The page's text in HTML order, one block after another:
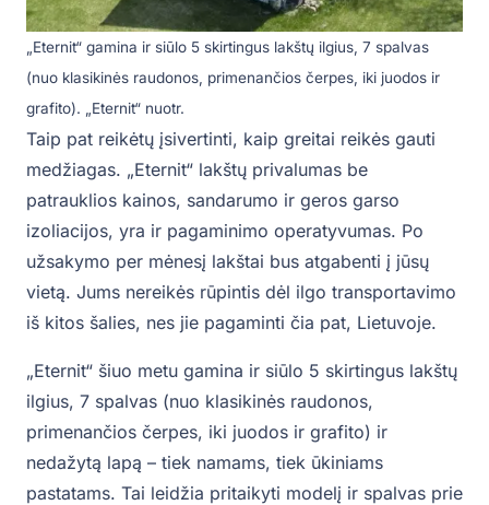
„Eternit“ gamina ir siūlo 5 skirtingus lakštų ilgius, 7 spalvas
(nuo klasikinės raudonos, primenančios čerpes, iki juodos ir
grafito). „Eternit“ nuotr.
Taip pat reikėtų įsivertinti, kaip greitai reikės gauti
medžiagas. „Eternit“ lakštų privalumas be
patrauklios kainos, sandarumo ir geros garso
izoliacijos, yra ir pagaminimo operatyvumas. Po
užsakymo per mėnesį lakštai bus atgabenti į jūsų
vietą. Jums nereikės rūpintis dėl ilgo transportavimo
iš kitos šalies, nes jie pagaminti čia pat, Lietuvoje.
„Eternit“ šiuo metu gamina ir siūlo 5 skirtingus lakštų
ilgius, 7 spalvas (nuo klasikinės raudonos,
primenančios čerpes, iki juodos ir grafito) ir
nedažytą lapą – tiek namams, tiek ūkiniams
pastatams. Tai leidžia pritaikyti modelį ir spalvas prie